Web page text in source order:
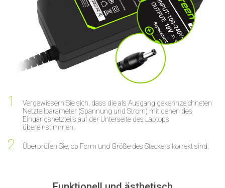
Vergewissern Sie sich, dass die als Ausgang gekennzeichneten
Netzteilparameter (Spannung und Strom) mit denen des
Eingangsnetzteils auf der Unterseite des Laptops
übereinstimmen.
Überprüfen Sie, ob Form und Größe des Steckers korrekt sind.